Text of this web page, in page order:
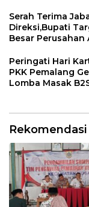
Serah Terima
Direksi,Bupati
Besar Perusahan
Indonesia
Peringati Hari
PKK Pemalang
Lomba Masak